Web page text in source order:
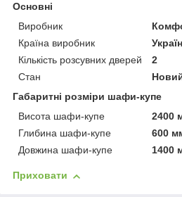
Основні
Виробник
Країна виробник
Кількість розсувних дверей
2
Стан
Габаритні розміри шафи-купе
Висота шафи-купе
2400
Глибина шафи-купе
600
Довжина шафи-купе
1400
Приховати